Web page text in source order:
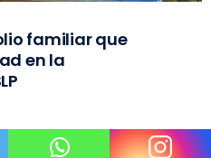
familiar que
en la